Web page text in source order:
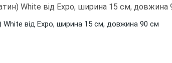
від Expo, ширина 15 см, довжина 90 см